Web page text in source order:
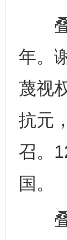
叠
年。
蔑视
抗元
召。
国。
叠